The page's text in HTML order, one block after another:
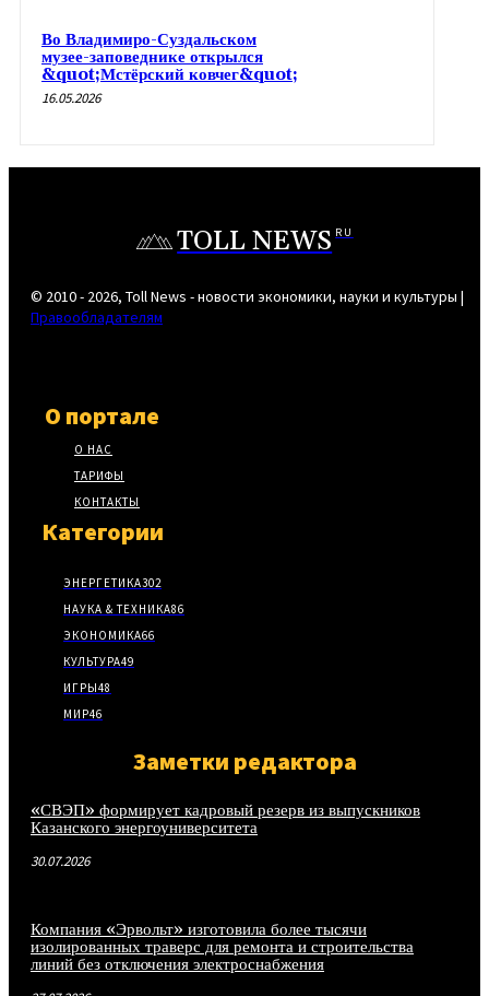
Во Владимиро-Суздальском
музее-заповеднике открылся
&quot;Мстёрский ковчег&quot;
16.05.2026
TOLL NEWS RU
© 2010 - 2026, Toll News - новости экономики, науки и культуры |
Правообладателям
О портале
О НАС
ТАРИФЫ
КОНТАКТЫ
Категории
ЭНЕРГЕТИКА302
НАУКА & ТЕХНИКА86
ЭКОНОМИКА66
КУЛЬТУРА49
ИГРЫ48
МИР46
Заметки редактора
«СВЭП» формирует кадровый резерв из выпускников
Казанского энергоуниверситета
30.07.2026
Компания «Эрвольт» изготовила более тысячи
изолированных траверс для ремонта и строительства
линий без отключения электроснабжения